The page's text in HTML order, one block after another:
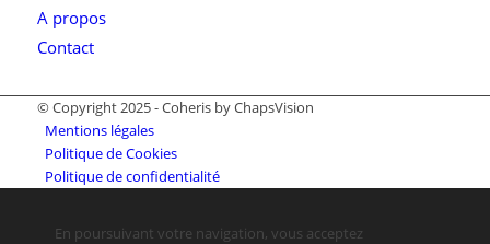
A propos
Contact
© Copyright 2025 - Coheris by ChapsVision
Mentions légales
Politique de Cookies
Politique de confidentialité
En poursuivant votre navigation, vous acceptez